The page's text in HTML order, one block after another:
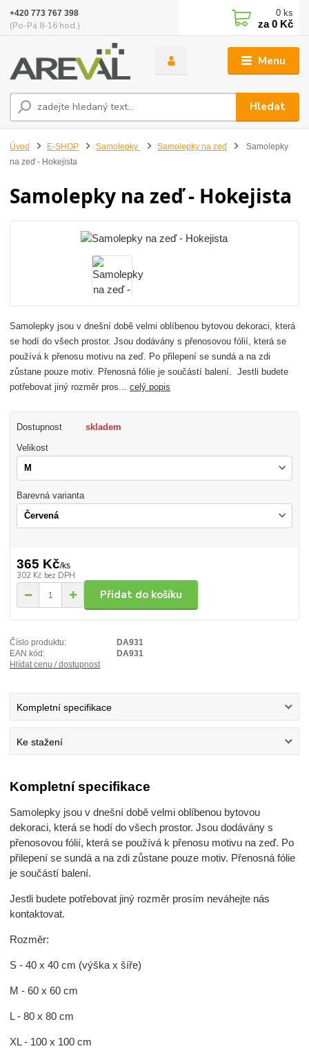
Menu
Hledat
+420 773 767 398
(Po-Pá 8-16 hod.)
0 ks
za0 Kč
Úvod E-SHOP Samolepky Samolepky na zeď
Samolepky
na zeď - Hokejista
Samolepky na zeď - Hokejista
Samolepky jsou v dnešní době velmi oblíbenou bytovou dekoraci, která
se hodí do všech prostor. Jsou dodávány s přenosovou fólií, která se
používá k přenosu motivu na zeď. Po přilepení se sundá a na zdi
zůstane pouze motiv. Přenosná fólie je součástí balení. Jestli budete
potřebovat jiný rozměr pros...celý popis
Dostupnost skladem
Velikost
Barevná varianta
365 Kč/ks
302 Kč bez DPH
Přidat do košíku
Číslo produktu:
DA931
EAN kód:
DA931
Hlídat cenu / dostupnost
Kompletní specifikace
Ke stažení
Kompletní specifikace
Samolepky jsou v dnešní době velmi oblíbenou bytovou
dekoraci, která se hodí do všech prostor. Jsou dodávány s
přenosovou fólií, která se používá k přenosu motivu na zeď. Po
přilepení se sundá a na zdi zůstane pouze motiv. Přenosná fólie
je součástí balení.
Jestli budete potřebovat jiný rozměr prosím neváhejte nás
kontaktovat.
Rozměr:
S - 40 x 40 cm (výška x šíře)
M - 60 x 60 cm
L - 80 x 80 cm
XL - 100 x 100 cm